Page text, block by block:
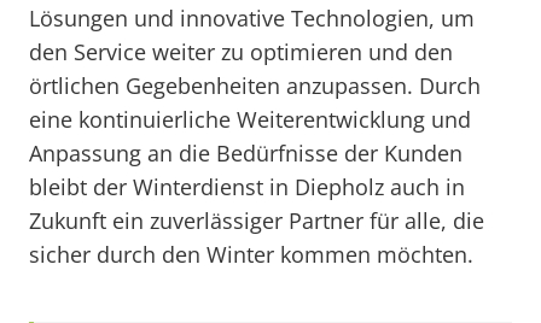
Lösungen und innovative Technologien, um
den Service weiter zu optimieren und den
örtlichen Gegebenheiten anzupassen. Durch
eine kontinuierliche Weiterentwicklung und
Anpassung an die Bedürfnisse der Kunden
bleibt der Winterdienst in Diepholz auch in
Zukunft ein zuverlässiger Partner für alle, die
sicher durch den Winter kommen möchten.